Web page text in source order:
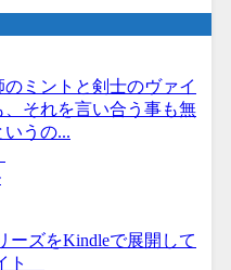
ミントと剣士のヴァイ
それを言い合う事も無
いうの...
ーズをKindleで展開して
ト